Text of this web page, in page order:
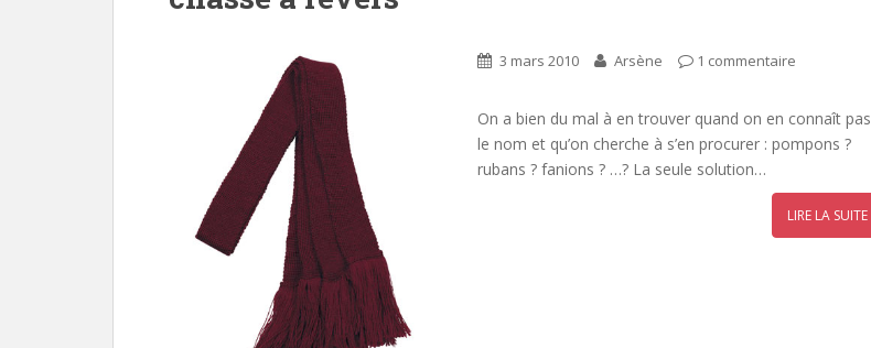
3 mars 2010 Arsène 1 commentaire
On a bien du mal à en trouver quand on en connaît pas
le nom et qu’on cherche à s’en procurer : pompons ?
rubans ? fanions ? …? La seule solution…
LIRE LA SUITE